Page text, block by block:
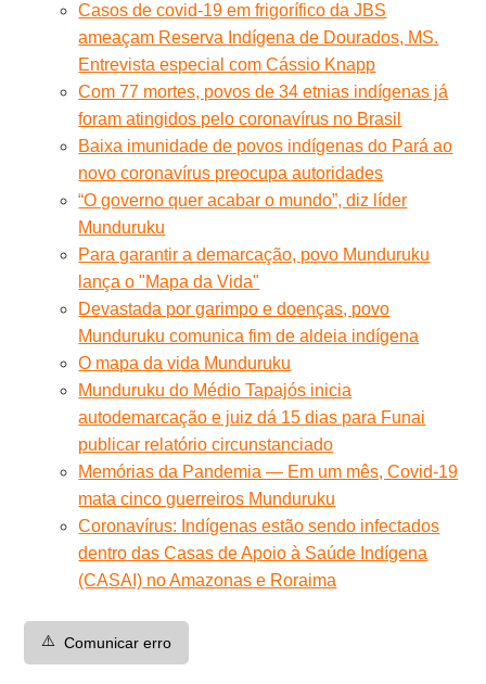
Casos de covid-19 em frigorífico da JBS
ameaçam Reserva Indígena de Dourados, MS.
Entrevista especial com Cássio Knapp
Com 77 mortes, povos de 34 etnias indígenas já
foram atingidos pelo coronavírus no Brasil
Baixa imunidade de povos indígenas do Pará ao
novo coronavírus preocupa autoridades
“O governo quer acabar o mundo”, diz líder
Munduruku
Para garantir a demarcação, povo Munduruku
lança o "Mapa da Vida"
Devastada por garimpo e doenças, povo
Munduruku comunica fim de aldeia indígena
O mapa da vida Munduruku
Munduruku do Médio Tapajós inicia
autodemarcação e juiz dá 15 dias para Funai
publicar relatório circunstanciado
Memórias da Pandemia — Em um mês, Covid-19
mata cinco guerreiros Munduruku
Coronavírus: Indígenas estão sendo infectados
dentro das Casas de Apoio à Saúde Indígena
(CASAI) no Amazonas e Roraima
⚠️ Comunicar erro